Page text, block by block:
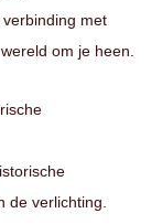
met
om je heen.
de verlichting.